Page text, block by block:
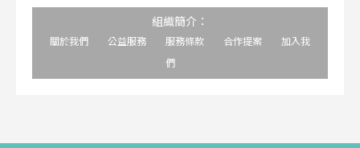
組織簡介：
關於我們 公益服務 服務條款 合作提案
加入我
們